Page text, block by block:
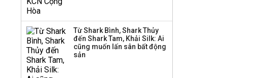
bất thường liên quan
đến vấn đề nộp thuế
Từ Shark Bình, Shark Thủy
đến Shark Tam, Khải Silk: Ai
cũng muốn lấn sân bất động
sản